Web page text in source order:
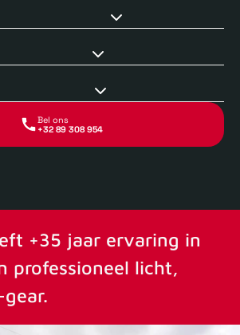
Bel ons
+32 89 308 954
+35 jaar ervaring in
professioneel licht,